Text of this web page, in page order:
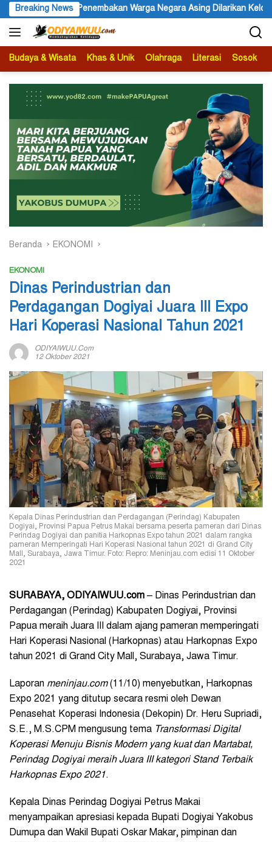
Langsung
ke
konten
Breaking News
Dilarikan Kelompoknya ke Dalam Hutan Belajar dari
Budaya & Wisata Khas & Unik Olahraga Literasi Sosok
Beranda EKONOMI
EKONOMI
Dinas Perindustrian dan
Perdagangan Dogiyai Juara III Expo
Hari Koperasi Nasional Tahun 2021
ODIYAIWUU.com
12 Oktober 2021
Kepala Dinas Perindustrian dan Perdagangan (Perindag) Kabupaten
Dogiyai, Provinsi Papua Petrus Makai bersama peserta pameran dari Dinas
Perindag Dogiyai dan panitia Harkopnas Expo tahun 2021 dalam rangka
pameran Memperingati Hari Koperasi Nasional tahun 2021 di Grand City
Mall, Surabaya, Jawa Timur. Foto: Repro: Meninjau.com edisi 11 Oktober
2021
SURABAYA, ODIYAIWUU.com – Dinas Perindustrian dan
Perdagangan (Perindag) Kabupaten Dogiyai, Provinsi
Papua meraih Juara III dalam ajang pameran memperingati
Hari Koperasi Nasional (Harkopnas) atau Harkopnas Expo
tahun 2021 di Grand City Mall, Surabaya, Jawa Timur.
Laporan meninjau.com(11/10) menyebutkan, Harkopnas
Expo 2021 yang ditutup secara resmi oleh Dewan
Penasehat Koperasi Indonesia (Dekopin) Dr. Heru Supriadi,
S.E., M.S.CPM mengusung tema Transformasi Digital
Koperasi Menuju Bisnis Modern yang kuat dan Martabat,
Perindag Dogiyai meraih Juara III kategori Stand Terbaik
Harkopnas Expo 2021.
Kepala Dinas Perindag Dogiyai Petrus Makai
menyampaikan apresiasi kepada Bupati Dogiyai Yakobus
Dumupa dan Wakil Bupati Oskar Makar, pimpinan dan